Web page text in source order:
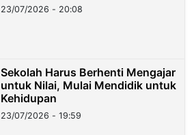
23/07/2026 - 20:08
Sekolah Harus Berhenti Mengajar
untuk Nilai, Mulai Mendidik untuk
Kehidupan
23/07/2026 - 19:59